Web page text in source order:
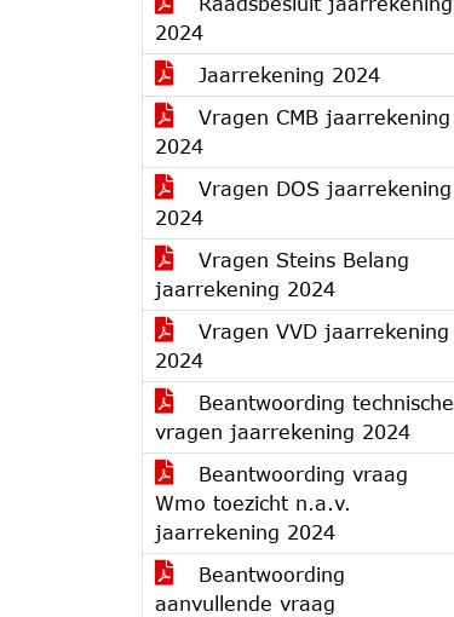
2024
Jaarrekening 2024
Vragen CMB jaarrekening
2024
Vragen DOS jaarrekening
2024
Vragen Steins Belang
jaarrekening 2024
Vragen VVD jaarrekening
2024
Beantwoording technische
vragen jaarrekening 2024
Beantwoording vraag
Wmo toezicht n.a.v.
jaarrekening 2024
Beantwoording
aanvullende vraag